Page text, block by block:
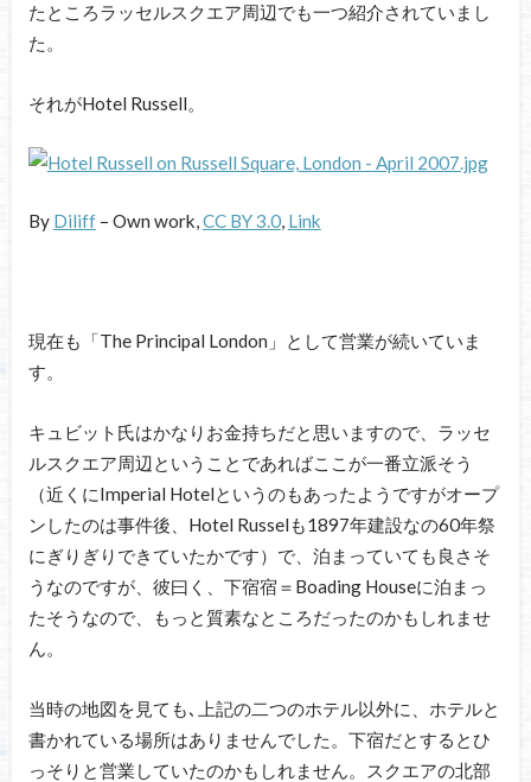
たところラッセルスクエア周辺でも一つ紹介されていまし
た。
それがHotel Russell。
By Diliff– Own work,CC BY 3.0, Link
現在も「The Principal London」として営業が続いていま
す。
キュビット氏はかなりお金持ちだと思いますので、ラッセ
ルスクエア周辺ということであればここが一番立派そう
（近くにImperial Hotelというのもあったようですがオープ
ンしたのは事件後、Hotel Russelも1897年建設なの60年祭
にぎりぎりできていたかです）で、泊まっていても良さそ
うなのですが、彼曰く、下宿宿＝Boading Houseに泊まっ
たそうなので、もっと質素なところだったのかもしれませ
ん。
当時の地図を見ても､上記の二つのホテル以外に、ホテルと
書かれている場所はありませんでした。下宿だとするとひ
っそりと営業していたのかもしれません。スクエアの北部